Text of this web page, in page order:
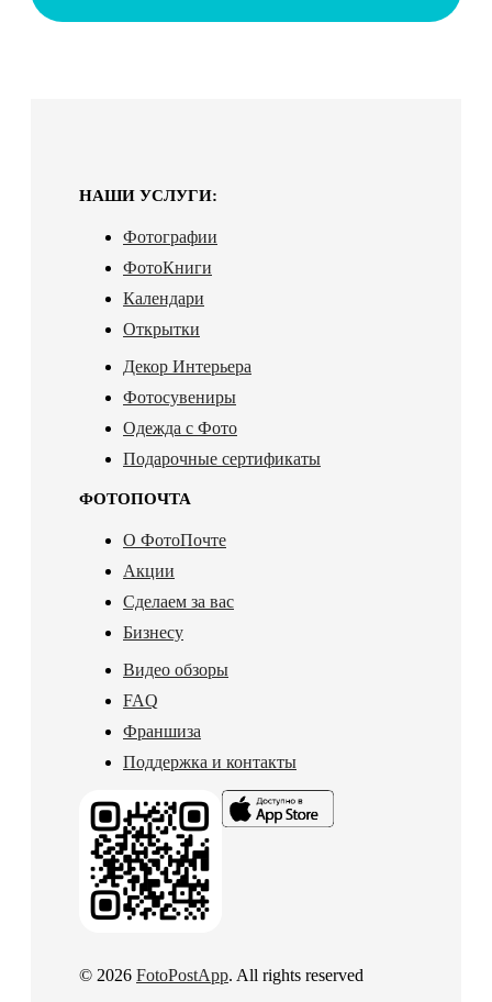
НАШИ УСЛУГИ:
Фотографии
ФотоКниги
Календари
Открытки
Декор Интерьера
Фотосувениры
Одежда с Фото
Подарочные сертификаты
ФОТОПОЧТА
О ФотоПочте
Акции
Сделаем за вас
Бизнесу
Видео обзоры
FAQ
Франшиза
Поддержка и контакты
© 2026 FotoPostApp. All rights reserved